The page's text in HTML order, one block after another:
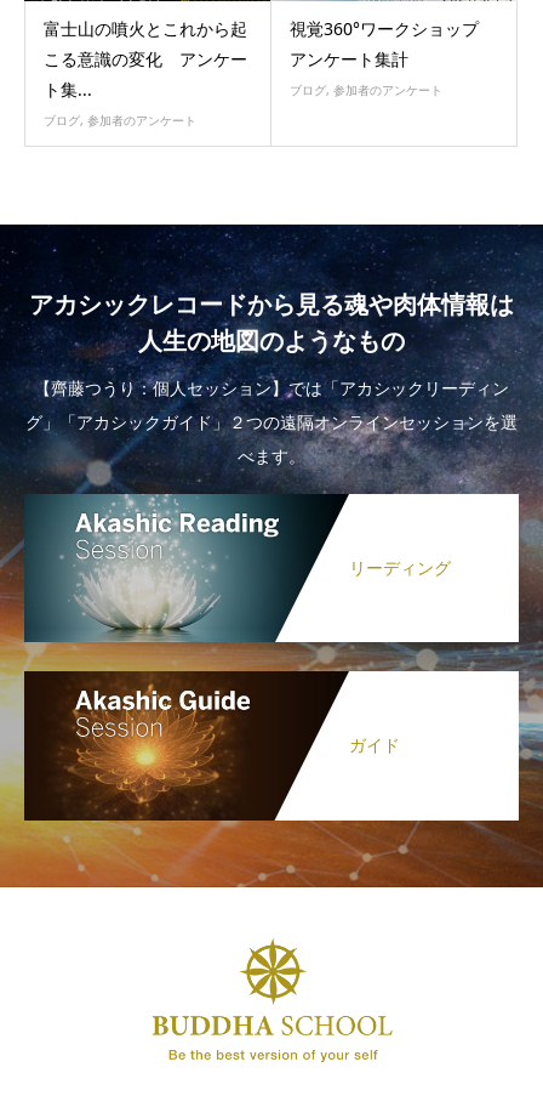
富士山の噴火とこれから起
こる意識の変化 アンケー
ト集...
ブログ, 参加者のアンケート
視覚360°ワークショップ
アンケート集計
ブログ, 参加者のアンケート
アカシックレコードから見る魂や肉体情報は
人生の地図のようなもの
【齊藤つうり：個人セッション】では「アカシックリーディン
グ」「アカシックガイド」２つの遠隔オンラインセッションを選
べます。
リーディング
ガイド